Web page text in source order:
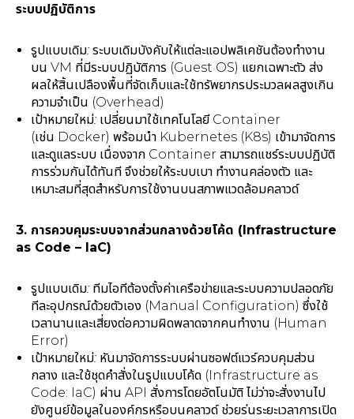
ระบบปฏิบัติการ
รูปแบบเดิม: ระบบเดิมบังคับให้แต่ละแอปพลิเคชันต้องทำงาน
บน VM ที่มีระบบปฏิบัติการ (Guest OS) แยกเฉพาะตัว ส่ง
ผลให้สิ้นเปลืองพื้นที่จัดเก็บและใช้ทรัพยากรประมวลผลสูงเกิน
ความจำเป็น (Overhead)
เป้าหมายใหม่: เปลี่ยนมาใช้เทคโนโลยี Container
(เช่น Docker) พร้อมนำ Kubernetes (K8s) เข้ามาจัดการ
และดูแลระบบ เนื่องจาก Container สามารถแชร์ระบบปฏิบัติ
การร่วมกันได้ทันที จึงช่วยให้ระบบเบา ทำงานคล่องตัว และ
เหมาะสมที่สุดสำหรับการใช้งานบนสภาพแวดล้อมคลาวด์
3. การควบคุมระบบจากส่วนกลางด้วยโค้ด (Infrastructure
as Code – IaC)
รูปแบบเดิม: ทีมไอทีต้องตั้งค่าเครือข่ายและระบบความปลอดภัย
ทีละอุปกรณ์ด้วยตัวเอง (Manual Configuration) ซึ่งใช้
เวลานานและเสี่ยงต่อความผิดพลาดจากคนทำงาน (Human
Error)
เป้าหมายใหม่: หันมาจัดการระบบผ่านซอฟต์แวร์ควบคุมส่วน
กลาง และใช้ชุดคำสั่งในรูปแบบโค้ด (Infrastructure as
Code: IaC) ผ่าน API สั่งการโดยอัตโนมัติ ไม่ว่าจะสั่งงานไป
ยังศูนย์ข้อมูลในองค์กรหรือบนคลาวด์ ช่วยร่นระยะเวลาการเปิด